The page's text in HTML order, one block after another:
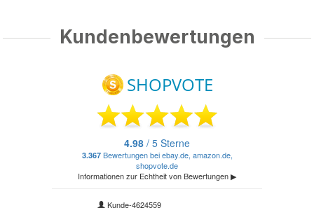
Kundenbewertungen